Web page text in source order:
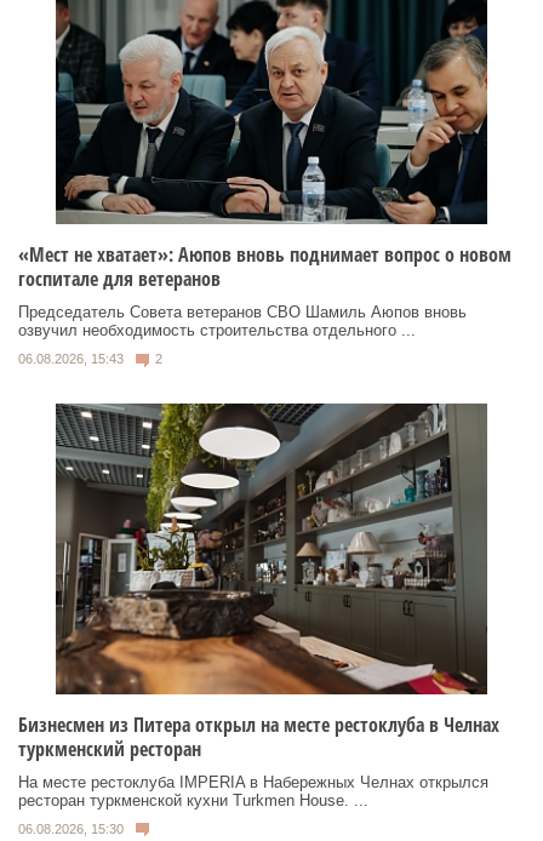
«Мест не хватает»: Аюпов вновь поднимает вопрос о новом
госпитале для ветеранов
Председатель Совета ветеранов СВО Шамиль Аюпов вновь
озвучил необходимость строительства отдельного ...
06.08.2026, 15:43 2
Бизнесмен из Питера открыл на месте рестоклуба в Челнах
туркменский ресторан
На месте рестоклуба IMPERIA в Набережных Челнах открылся
ресторан туркменской кухни Turkmen House. ...
06.08.2026, 15:30